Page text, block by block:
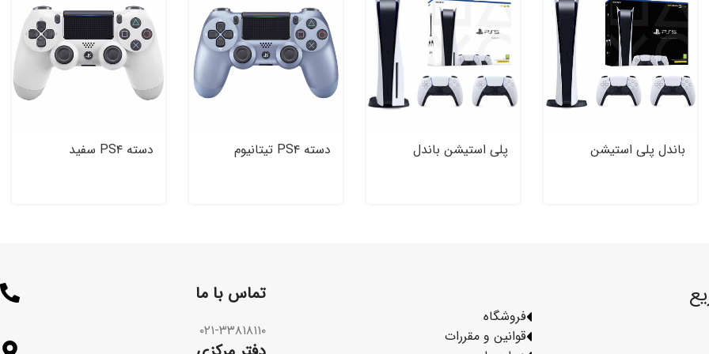
باندل پلی استیشن
پلی استیشن باندل
دسته PS۴ تیتانیوم
دسته PS۴ سفید
تماس با ما​
۰۲۱-۳۳۸۱۸۱۱۰
فروشگاه
قوانین و مقررات